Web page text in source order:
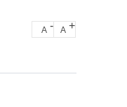
A - A +